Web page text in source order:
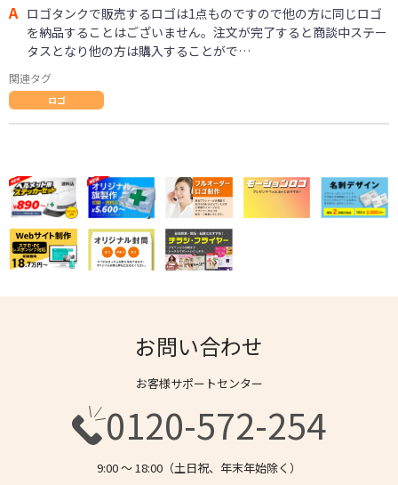
A ロゴタンクで販売するロゴは1点ものですので他の方に同じロゴ
を納品することはございません。注文が完了すると商談中ステー
タスとなり他の方は購入することがで…
関連タグ
ロゴ
お問い合わせ
お客様サポートセンター
0120-572-254
9:00 〜 18:00（土日祝、年末年始除く）